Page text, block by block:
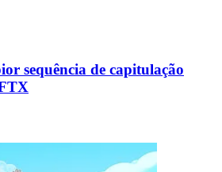
sequência de capitulação